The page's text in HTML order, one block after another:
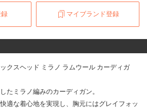
マイブランド登録
クスヘッド ミラノ ラムウール カーディガ
たミラノ編みのカーディガン。
適な着心地を実現し、胸元にはグレイフォッ